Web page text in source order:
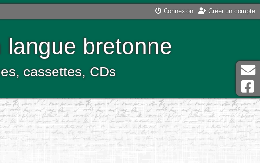
Connexion Créer un compte
bretonne
cassettes, CDs